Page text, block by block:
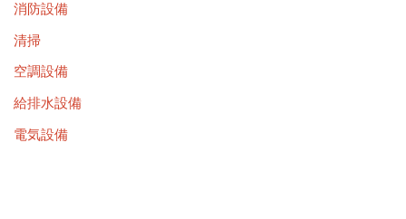
消防設備
清掃
空調設備
給排水設備
電気設備